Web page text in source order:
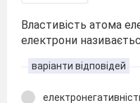
Властивість атома
електрони
варіанти відповідей